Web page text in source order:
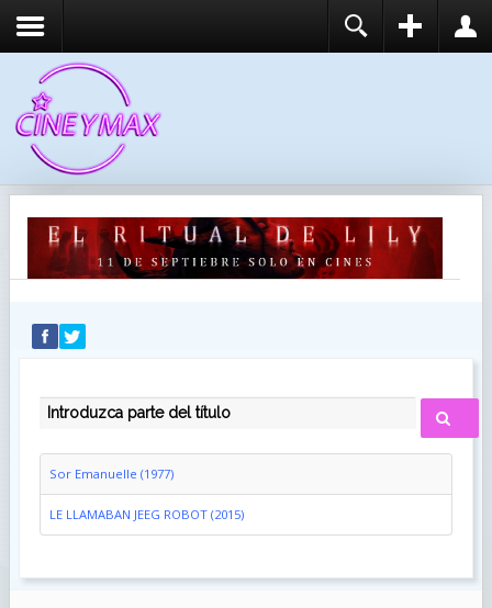
RECUÉRDEME
IDENTIFICARSE
INTRODUZCA PARTE DEL TÍTULO
Sor Emanuelle (1977)
LE LLAMABAN JEEG ROBOT (2015)